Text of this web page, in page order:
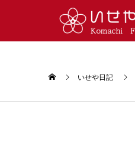
いせや日記